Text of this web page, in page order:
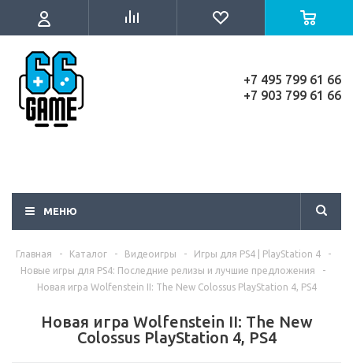
+7 495 799 61 66
+7 903 799 61 66
МЕНЮ
Главная - Каталог - Видеоигры - Игры для PS4 | PlayStation 4
-
Новые игры для PS4: Последние релизы и лучшие предложения
-
Новая игра Wolfenstein II: The New Colossus PlayStation 4, PS4
Новая игра Wolfenstein II: The New
Colossus PlayStation 4, PS4